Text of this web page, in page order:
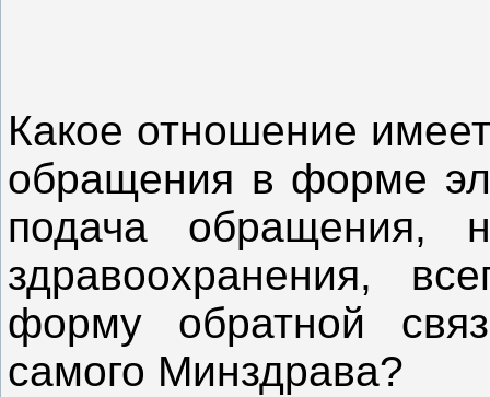
Какое отношение
обращения в форме
подача обращения,
здравоохранения,
форму обратной
самого